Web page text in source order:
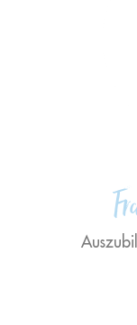
"Ein
Team